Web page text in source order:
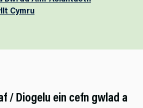
Cymru
/ Diogelu ein cefn gwlad a